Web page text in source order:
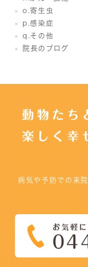
o.寄生虫
p.感染症
q.その他
院長のブログ
動物たち
楽しく幸
病気や予防での来